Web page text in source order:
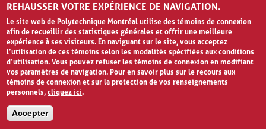
Participation active (6) Partage (13)
Outil électronique (4)
PAGES
« ‹ 1 2 3 4 › »
REHAUSSER VOTRE EXPÉRIENCE DE NAVIGATION.
Le site web de Polytechnique Montréal utilise des témoins de connexion
afin de recueillir des statistiques générales et offrir une meilleure
expérience à ses visiteurs. En naviguant sur le site, vous acceptez
l’utilisation de ces témoins selon les modalités spécifiées aux conditions
d’utilisation. Vous pouvez refuser les témoins de connexion en modifiant
vos paramètres de navigation. Pour en savoir plus sur le recours aux
témoins de connexion et sur la protection de vos renseignements
personnels,cliquez ici.
Accepter